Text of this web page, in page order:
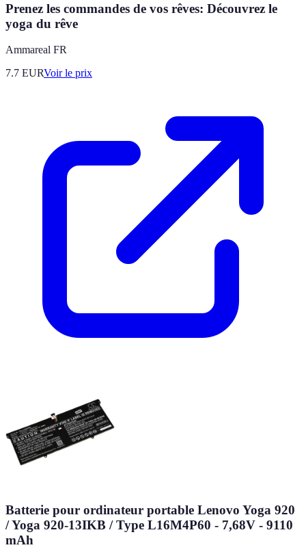
Prenez les commandes de vos rêves: Découvrez le
yoga du rêve
Ammareal FR
7.7 EURVoir le prix
Batterie pour ordinateur portable Lenovo Yoga 920
/ Yoga 920-13IKB / Type L16M4P60 - 7,68V - 9110
mAh